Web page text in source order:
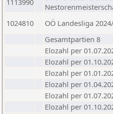
1113990
1024810 OÖ Landesliga
Gesamtpartien 8
Elozahl per
Elozahl per
Elozahl per
Elozahl per
Elozahl per
Elozahl per